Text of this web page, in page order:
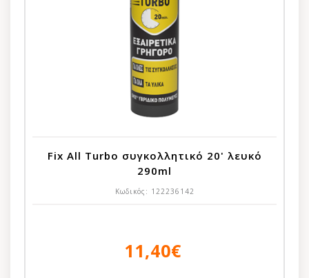
Fix All Turbo συγκολλητικό 20' λευκό
290ml
Κωδικός: 122236142
11,40€